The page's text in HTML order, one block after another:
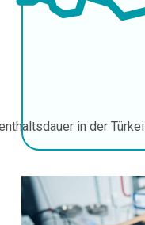
in der Türkei